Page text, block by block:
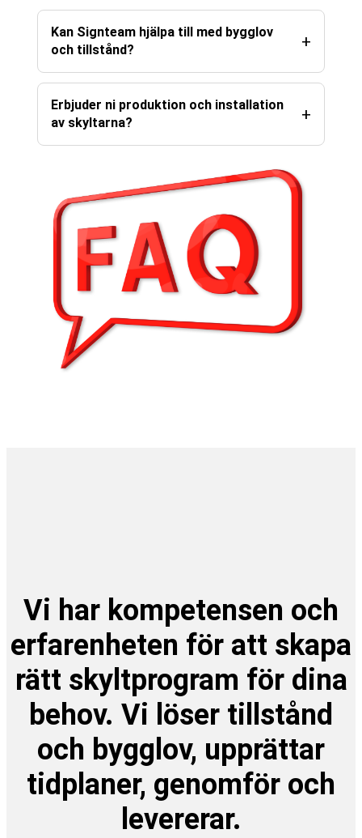
Kan Signteam hjälpa till med bygglov
och tillstånd?
Erbjuder ni produktion och installation
av skyltarna?
Vi har kompetensen och
erfarenheten för att skapa
rätt skyltprogram för dina
behov. Vi löser tillstånd
och bygglov, upprättar
tidplaner, genomför och
levererar.